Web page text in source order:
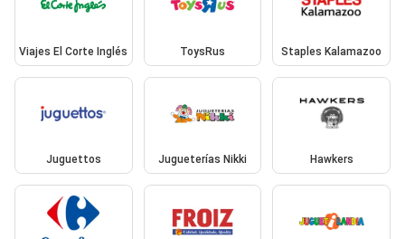
Viajes El Corte Inglés ToysRus Staples Kalamazoo
Juguettos Jugueterías Nikki Hawkers